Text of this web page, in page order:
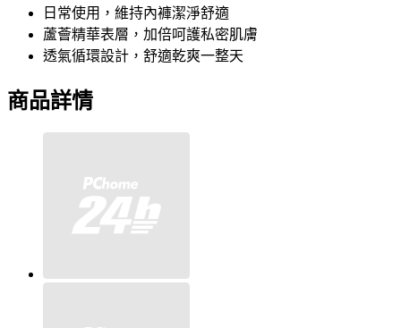
日常使用，維持內褲潔淨舒適
蘆薈精華表層，加倍呵護私密肌膚
透氣循環設計，舒適乾爽一整天
商品詳情